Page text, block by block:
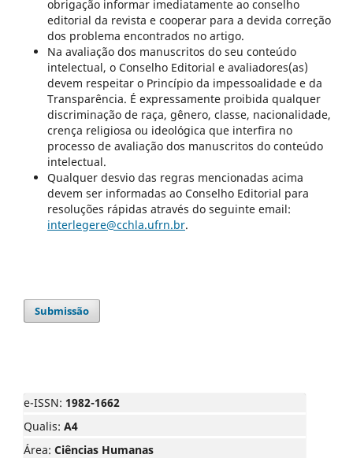
obrigação informar imediatamente ao conselho
editorial da revista e cooperar para a devida correção
dos problema encontrados no artigo.
Na avaliação dos manuscritos do seu conteúdo
intelectual, o Conselho Editorial e avaliadores(as)
devem respeitar o Princípio da impessoalidade e da
Transparência. É expressamente proibida qualquer
discriminação de raça, gênero, classe, nacionalidade,
crença religiosa ou ideológica que interfira no
processo de avaliação dos manuscritos do conteúdo
intelectual.
Qualquer desvio das regras mencionadas acima
devem ser informadas ao Conselho Editorial para
resoluções rápidas através do seguinte email:
interlegere@cchla.ufrn.br.
Submissão
e-ISSN: 1982-1662
Qualis: A4
Área: Ciências Humanas